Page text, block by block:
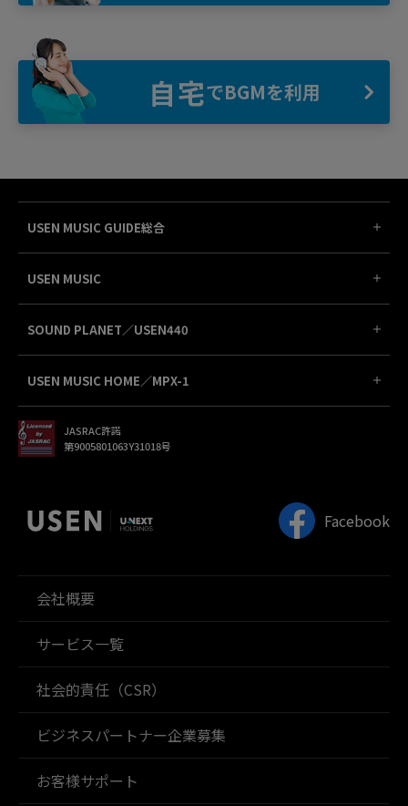
自宅でBGMを利用
USEN MUSIC GUIDE総合
USEN MUSIC
SOUND PLANET／USEN440
USEN MUSIC HOME／MPX-1
JASRAC許諾
第9005801063Y31018号
Facebook
会社概要
サービス一覧
社会的責任（CSR）
ビジネスパートナー企業募集
お客様サポート